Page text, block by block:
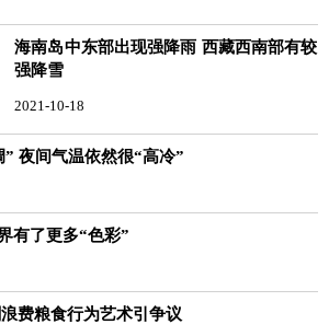
海南岛中东部出现强降雨 西藏西南部有较
强降雪
2021-10-18
夜间气温依然很“高冷”
有了更多“色彩”
费粮食行为艺术引争议